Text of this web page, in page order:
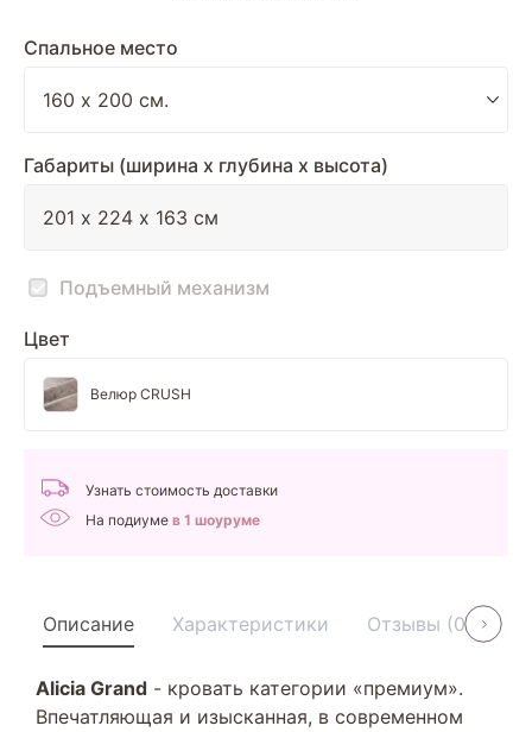
Спальное место
Габариты (ширина х глубина х высота)
Подъемный механизм
Цвет
Велюр CRUSH
Узнать стоимость доставки
На подиуме в 1 шоуруме
Описание Характеристики Отзывы (0)
Alicia Grand - кровать категории «премиум».
Впечатляющая и изысканная, в современном